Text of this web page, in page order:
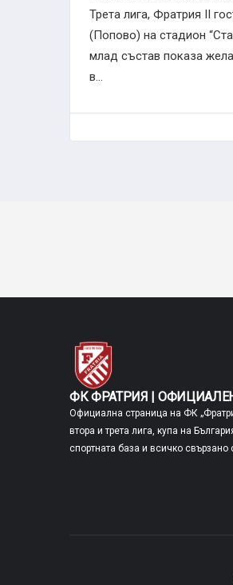
Трета лига, Фратрия II
(Попово) на стадион
млад състав показа
в...
ФК ФРАТРИЯ |
Официална страница на ФК
втора и трета лига, купа на
спортната база и всичко свързано